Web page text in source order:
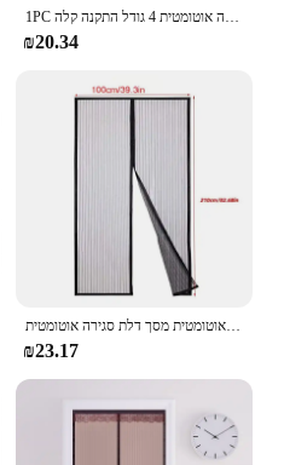
1PC מסך דלת מסך דלת מגנטי חדש וילון נגד יתוש רשת סגירה אוטומטית 4 גודל התקנה קלה
₪20.34
יתוש רשת וילון רשת מגנטים דלת רשת חרק זבוב סנדוויץ רשת על מסך דלת סגירה אוטומטית מסך דלת סגירה אוטומטית
₪23.17